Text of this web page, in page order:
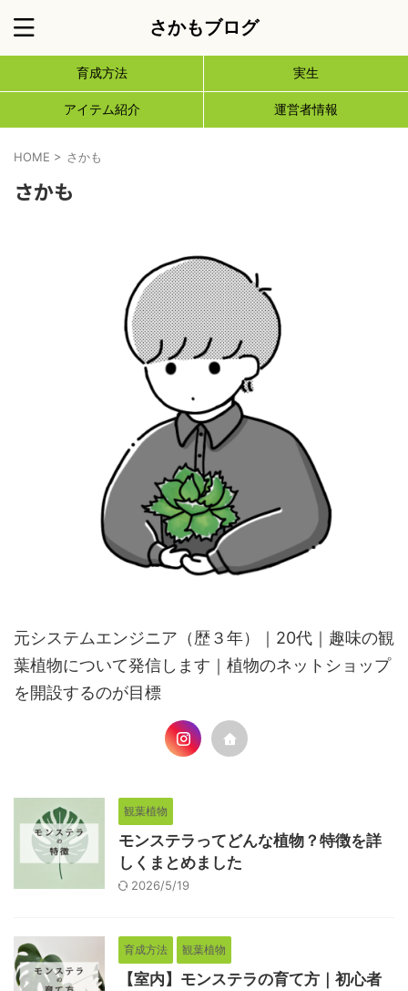
さかもブログ
育成方法 実生
アイテム紹介 運営者情報
HOME > さかも
さかも
元システムエンジニア（歴３年）｜20代｜趣味の観
葉植物について発信します｜植物のネットショップ
を開設するのが目標
観葉植物
モンステラってどんな植物？特徴を詳
しくまとめました
2026/5/19
育成方法 観葉植物
【室内】モンステラの育て方｜初心者